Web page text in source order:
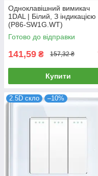
Одноклавішний вимикач
1DAL | Білий, З індикацією
(P86-SW1G.WT)
Готово до відправки
141,59 ₴ 157,32 ₴
Купити
2.5D скло –10%